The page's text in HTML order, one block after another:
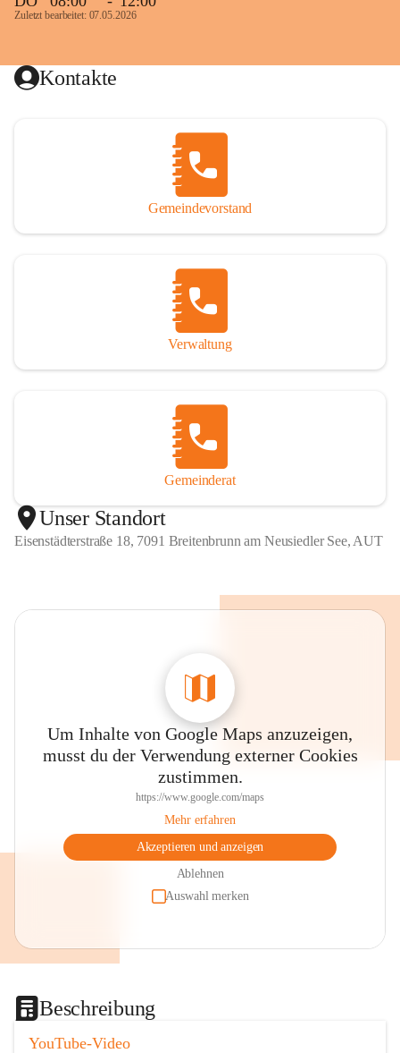
Zuletzt bearbeitet: 07.05.2026
Kontakte
Gemeindevorstand
Verwaltung
Gemeinderat
Unser Standort
Eisenstädterstraße 18, 7091 Breitenbrunn am Neusiedler See, AUT
Um Inhalte von Google Maps anzuzeigen,
musst du der Verwendung externer Cookies
zustimmen.
https://www.google.com/maps
Mehr erfahren
Akzeptieren und anzeigen
Ablehnen
Auswahl merken
Beschreibung
YouTube-Video